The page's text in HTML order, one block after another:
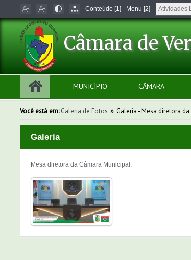
Conteúdo [1] Menu [2]
Câmara de
MUNICÍPIO CÂMARA
Você está em:Galeria de Fotos » Galeria - Mesa diretora
Galeria
Mesa diretora da Câmara Municipal.